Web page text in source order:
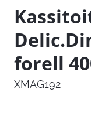
forell
XMAG192